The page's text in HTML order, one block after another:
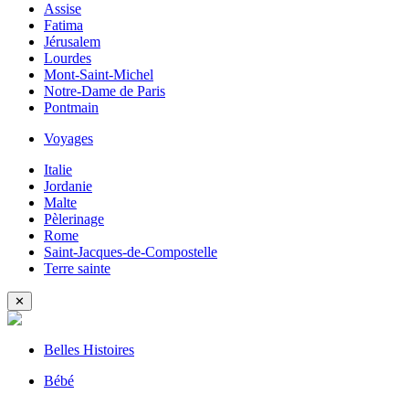
Assise
Fatima
Jérusalem
Lourdes
Mont-Saint-Michel
Notre-Dame de Paris
Pontmain
Voyages
Italie
Jordanie
Malte
Pèlerinage
Rome
Saint-Jacques-de-Compostelle
Terre sainte
✕
Belles Histoires
Bébé